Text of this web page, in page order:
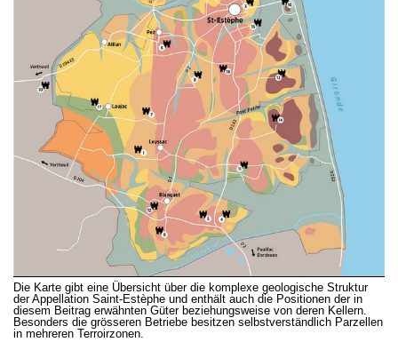
Die Karte gibt eine Übersicht über die komplexe geologische Struktur
der Appellation Saint-Estèphe und enthält auch die Positionen der in
diesem Beitrag erwähnten Güter beziehungsweise von deren Kellern.
Besonders die grösseren Betriebe besitzen selbstverständlich Parzellen
in mehreren Terroirzonen.